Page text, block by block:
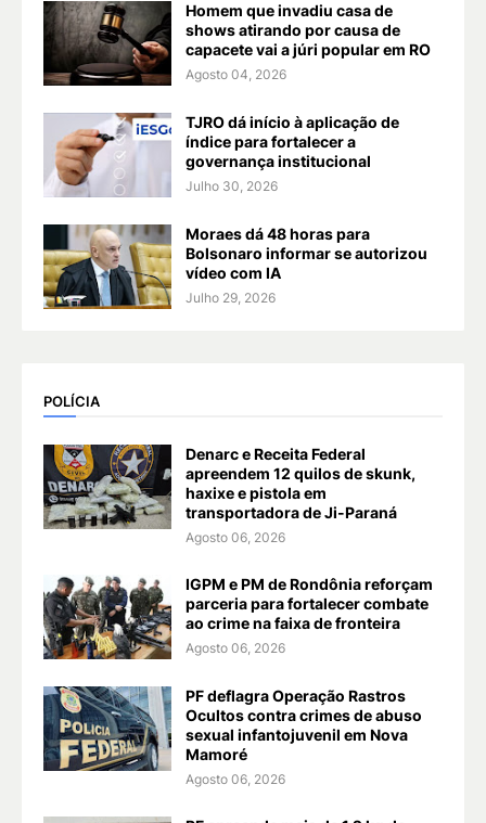
Homem que invadiu casa de
shows atirando por causa de
capacete vai a júri popular em RO
Agosto 04, 2026
TJRO dá início à aplicação de
índice para fortalecer a
governança institucional
Julho 30, 2026
Moraes dá 48 horas para
Bolsonaro informar se autorizou
vídeo com IA
Julho 29, 2026
POLÍCIA
Denarc e Receita Federal
apreendem 12 quilos de skunk,
haxixe e pistola em
transportadora de Ji-Paraná
Agosto 06, 2026
IGPM e PM de Rondônia reforçam
parceria para fortalecer combate
ao crime na faixa de fronteira
Agosto 06, 2026
PF deflagra Operação Rastros
Ocultos contra crimes de abuso
sexual infantojuvenil em Nova
Mamoré
Agosto 06, 2026